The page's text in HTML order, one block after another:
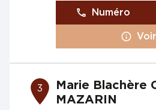
Numéro
3
Marie Blachère
MAZARIN